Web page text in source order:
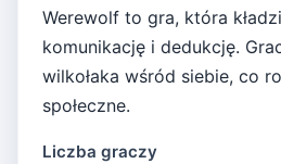
Werewolf to gra, która
komunikację i dedukcję.
wilkołaka wśród siebie, co
społeczne.
Liczba graczy